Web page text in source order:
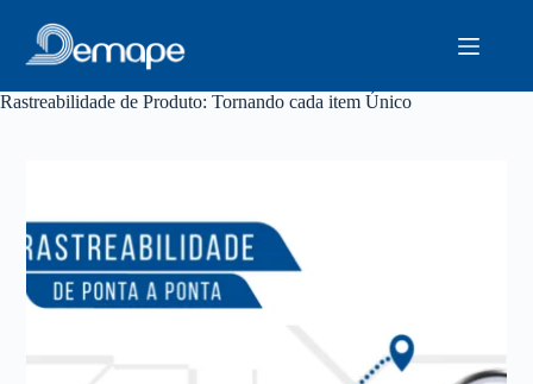
Rastreabilidade de Produto: Tornando cada item Único